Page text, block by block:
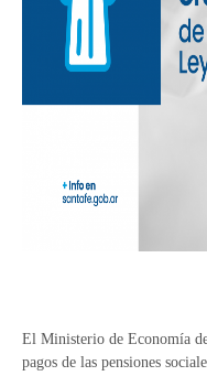
El Ministerio de Economía
pagos de las pensiones